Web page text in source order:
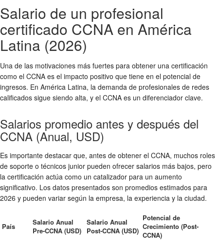
Salario de un profesional
certificado CCNA en América
Latina (2026)
Una de las motivaciones más fuertes para obtener una certificación
como el CCNA es el impacto positivo que tiene en el potencial de
ingresos. En América Latina, la demanda de profesionales de redes
calificados sigue siendo alta, y el CCNA es un diferenciador clave.
Salarios promedio antes y después del
CCNA (Anual, USD)
Es importante destacar que, antes de obtener el CCNA, muchos roles
de soporte o técnicos junior pueden ofrecer salarios más bajos, pero
la certificación actúa como un catalizador para un aumento
significativo. Los datos presentados son promedios estimados para
2026 y pueden variar según la empresa, la experiencia y la ciudad.
País
Salario Anual
Pre-CCNA (USD)
Salario Anual
Post-CCNA (USD)
Potencial de
Crecimiento (Post-
CCNA)